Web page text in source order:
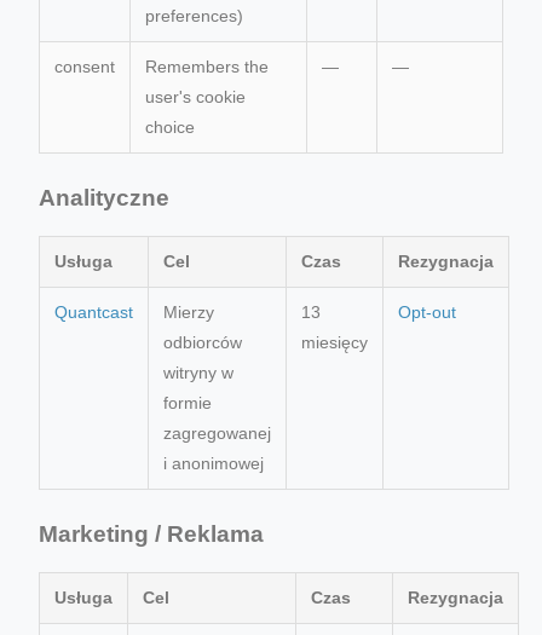
preferences)
consent
Remembers the
user's cookie
choice
— —
Analityczne
Usługa Cel Czas Rezygnacja
Quantcast
Mierzy
odbiorców
witryny w
formie
zagregowanej
i anonimowej
13
miesięcy
Opt-out
Marketing / Reklama
Usługa Cel Czas Rezygnacja